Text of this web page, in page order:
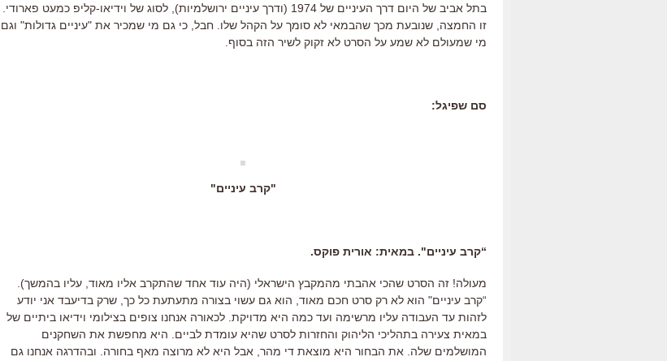
בתל אביב של היום דרך העיניים של 1974 (ודרך עיניים ירושלמיות), לסוג של וידיאו-קליפ כמעט פארודי.
זו החמצה, שנובעת מכך שהבמאי לא סומך על הקהל שלו. חבל, כי גם מי שמכיר את "עיניים גדולות" וגם
מי שמעולם לא שמע על הסרט לא זקוק לשיר הזה בסוף.
סם שפיגל:
"קרב עיניים"
“קרב עיניים". במאית: אורית פוקס.
מעולה! זה הסרט שהכי אהבתי מהמקבץ הישראלי (היה עוד אחד שהתקרב אליו מאוד, עליו בהמשך).
“קרב עיניים" הוא לא רק סרט חכם מאוד, הוא גם עשוי בצורה מתעתעת כל כך, שרק בדיעבד אני יודע
לזהות עד העבודה עליו מרשימה ועד כמה היא מדויקת. לכאורה אנחנו צופים בצילומי וידיאו ביתיים של
במאית צעירה בתהליכי הליהוק והחזרות לסרט שהיא עומדת לביים. היא מחפשת את השחקנים
המושלמים שלה. את הבחור היא מוצאת די מהר, אבל היא לא מרוצה מאף בחורה. ובהדרגה אנחנו גם